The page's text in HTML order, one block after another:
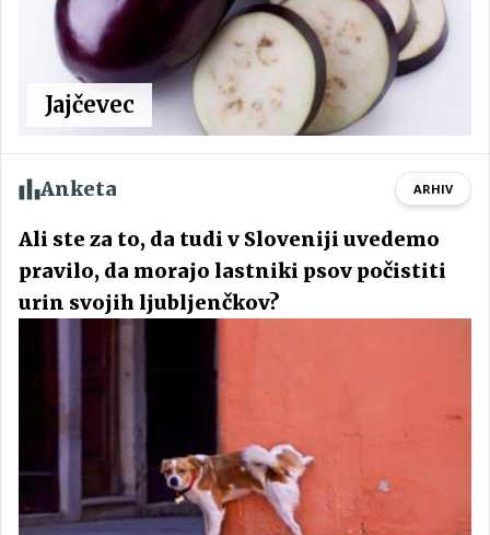
Jajčevec
Anketa ARHIV
Ali ste za to, da tudi v Sloveniji uvedemo
pravilo, da morajo lastniki psov počistiti
urin svojih ljubljenčkov?